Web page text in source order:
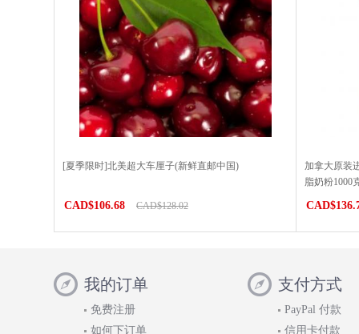
[夏季限时]北美超大车厘子(新鲜直邮中国)
CAD$106.68 CAD$128.02
加拿大原装
脂奶粉1000
我的订单
免费注册
如何下订单
支付方式
PayPal 付款
信用卡付款